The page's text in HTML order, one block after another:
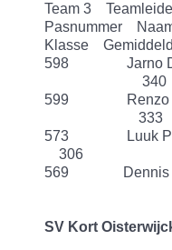
Team 3
Pasnummer
Klasse
598
340
599
333
573
306
569
SV Kort